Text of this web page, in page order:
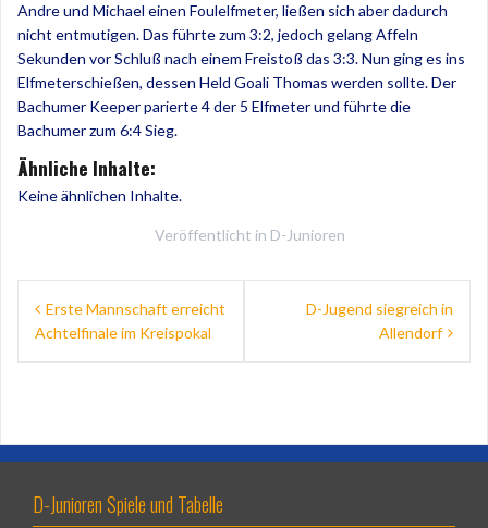
Andre und Michael einen Foulelfmeter, ließen sich aber dadurch
nicht entmutigen. Das führte zum 3:2, jedoch gelang Affeln
Sekunden vor Schluß nach einem Freistoß das 3:3. Nun ging es ins
Elfmeterschießen, dessen Held Goali Thomas werden sollte. Der
Bachumer Keeper parierte 4 der 5 Elfmeter und führte die
Bachumer zum 6:4 Sieg.
Ähnliche Inhalte:
Keine ähnlichen Inhalte.
Veröffentlicht in D-Junioren
Beitragsnavigation
Erste Mannschaft erreicht
Achtelfinale im Kreispokal
D-Jugend siegreich in
Allendorf
D-Junioren Spiele und Tabelle